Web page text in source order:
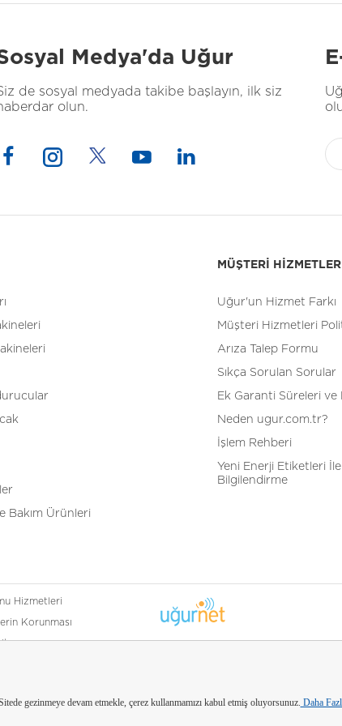
gezinmeye devam etmekle, çerez kullanmamızı kabul etmiş oluyorsunuz. Daha
Medya'da Uğur
de sosyal medyada takibe başlayın, ilk siz
olun.
Bakım Ürünleri
MÜŞTERİ
Uğur'un Hizmet Farkı
Müşteri Hizmetleri
Arıza Talep Formu
Sıkça Sorulan Sorular
Ek Garanti Süreleri ve
Neden ugur.com.tr?
İşlem Rehberi
Yeni Enerji Etiketleri
Bilgilendirme
Hizmetleri
Korunması